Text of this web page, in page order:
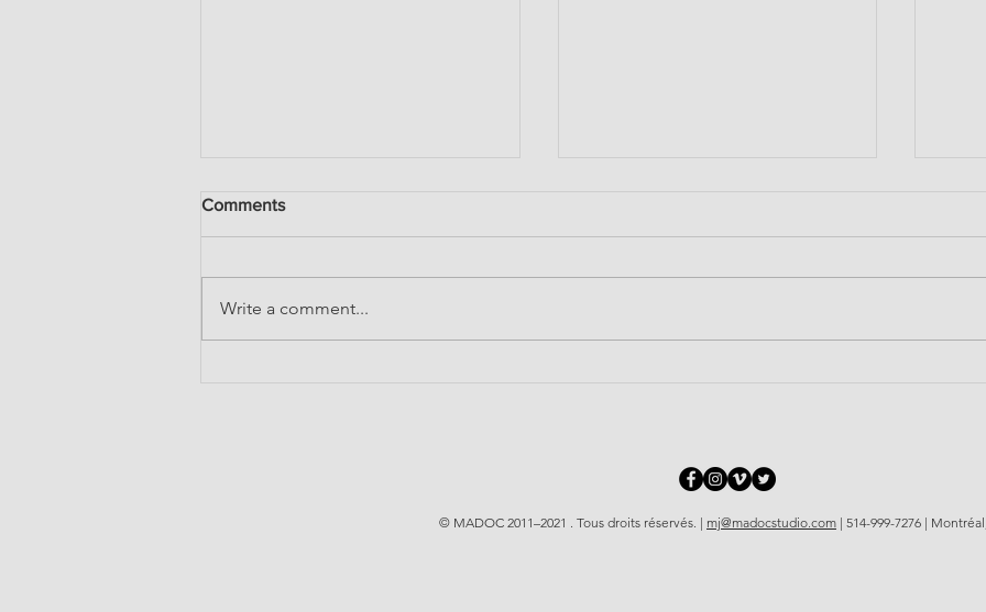
Comments
Write a comment...
© MADOC 2011–2021 . Tous droits réservés. | mj@madocstudio.com | 514-999-7276 |